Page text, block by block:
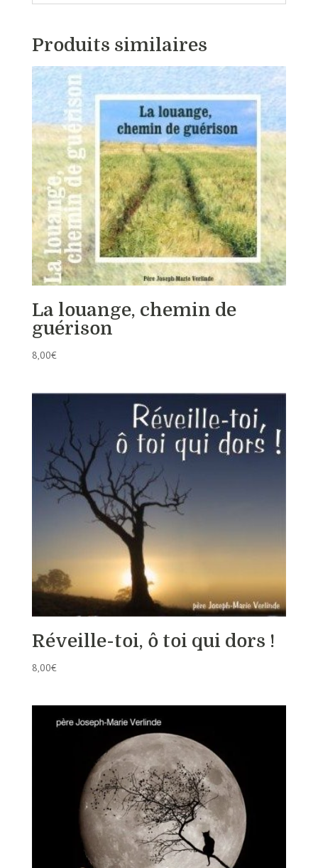
Produits similaires
La louange, chemin de
guérison
8,00€
Réveille-toi, ô toi qui dors !
8,00€